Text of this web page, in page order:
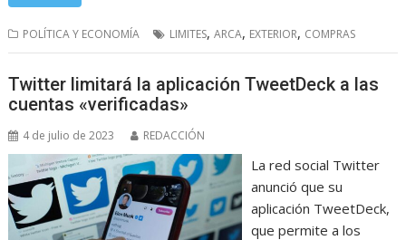
POLÍTICA Y ECONOMÍA LIMITES,ARCA, EXTERIOR, COMPRAS
Twitter limitará la aplicación TweetDeck a las
cuentas «verificadas»
4 de julio de 2023 REDACCIÓN
La red social Twitter
anunció que su
aplicación TweetDeck,
que permite a los